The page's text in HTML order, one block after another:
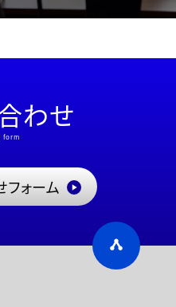
わせ
form
ォーム